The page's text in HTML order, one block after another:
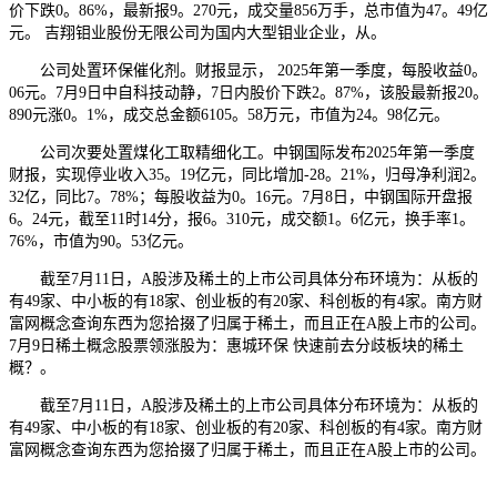
价下跌0。86%，最新报9。270元，成交量856万手，总市值为47。49亿
元。 吉翔钼业股份无限公司为国内大型钼业企业，从。
公司处置环保催化剂。财报显示， 2025年第一季度，每股收益0。
06元。7月9日中自科技动静，7日内股价下跌2。87%，该股最新报20。
890元涨0。1%，成交总金额6105。58万元，市值为24。98亿元。
公司次要处置煤化工取精细化工。中钢国际发布2025年第一季度
财报，实现停业收入35。19亿元，同比增加-28。21%，归母净利润2。
32亿，同比7。78%；每股收益为0。16元。7月8日，中钢国际开盘报
6。24元，截至11时14分，报6。310元，成交额1。6亿元，换手率1。
76%，市值为90。53亿元。
截至7月11日，A股涉及稀土的上市公司具体分布环境为：从板的
有49家、中小板的有18家、创业板的有20家、科创板的有4家。南方财
富网概念查询东西为您拾掇了归属于稀土，而且正在A股上市的公司。
7月9日稀土概念股票领涨股为：惠城环保 快速前去分歧板块的稀土
概？。
截至7月11日，A股涉及稀土的上市公司具体分布环境为：从板的
有49家、中小板的有18家、创业板的有20家、科创板的有4家。南方财
富网概念查询东西为您拾掇了归属于稀土，而且正在A股上市的公司。